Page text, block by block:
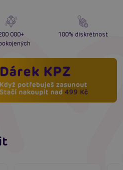
000+
100% diskrétnost